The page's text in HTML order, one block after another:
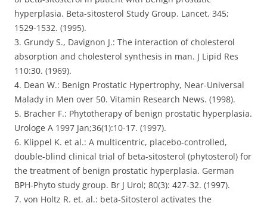
hyperplasia. Beta-sitosterol Study Group. Lancet. 345;
1529-1532. (1995).
3. Grundy S., Davignon J.: The interaction of cholesterol
absorption and cholesterol synthesis in man. J Lipid Res
110:30. (1969).
4. Dean W.: Benign Prostatic Hypertrophy, Near-Universal
Malady in Men over 50. Vitamin Research News. (1998).
5. Bracher F.: Phytotherapy of benign prostatic hyperplasia.
Urologe A 1997 Jan;36(1):10-17. (1997).
6. Klippel K. et al.: A multicentric, placebo-controlled,
double-blind clinical trial of beta-sitosterol (phytosterol) for
the treatment of benign prostatic hyperplasia. German
BPH-Phyto study group. Br J Urol; 80(3): 427-32. (1997).
7. von Holtz R. et. al.: beta-Sitosterol activates the